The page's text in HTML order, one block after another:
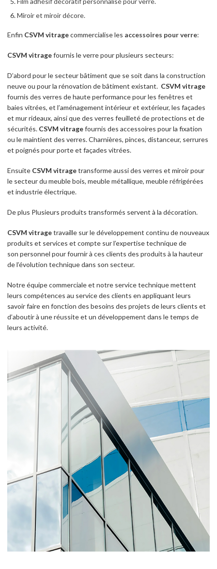
Miroir et miroir décore.
Enfin CSVM vitragecommercialise les accessoires pour verre:
CSVM vitragefournis le verre pour plusieurs secteurs:
D’abord pour le secteur bâtiment que se soit dans la construction
neuve ou pour la rénovation de bâtiment existant. CSVM vitrage
fournis des verres de haute performance pour les fenêtres et
baies vitrées, et l’aménagement intérieur et extérieur, les façades
et mur rideaux, ainsi que des verres feuilleté de protections et de
sécurités. CSVM vitragefournis des accessoires pour la fixation
ou le maintient des verres. Charnières, pinces, distanceur, serrures
et poignés pour porte et façades vitrées.
Ensuite CSVM vitragetransforme aussi des verres et miroir pour
le secteur du meuble bois, meuble métallique, meuble réfrigérées
et industrie électrique.
De plus Plusieurs produits transformés servent à la décoration.
CSVM vitragetravaille sur le développement continu de nouveaux
produits et services et compte sur l’expertise technique de
son personnel pour fournir à ces clients des produits à la hauteur
de l’évolution technique dans son secteur.
Notre équipe commerciale et notre service technique mettent
leurs compétences au service des clients en appliquant leurs
savoir faire en fonction des besoins des projets de leurs clients et
d’aboutir à une réussite et un développement dans le temps de
leurs activité.